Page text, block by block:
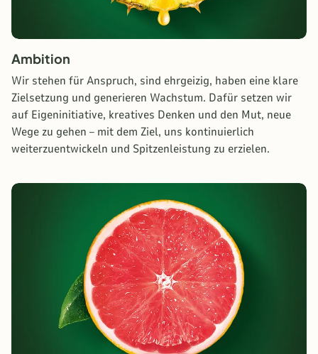
Ambition
Wir stehen für Anspruch, sind ehrgeizig, haben eine klare
Zielsetzung und generieren Wachstum. Dafür setzen wir
auf Eigeninitiative, kreatives Denken und den Mut, neue
Wege zu gehen – mit dem Ziel, uns kontinuierlich
weiterzuentwickeln und Spitzenleistung zu erzielen.